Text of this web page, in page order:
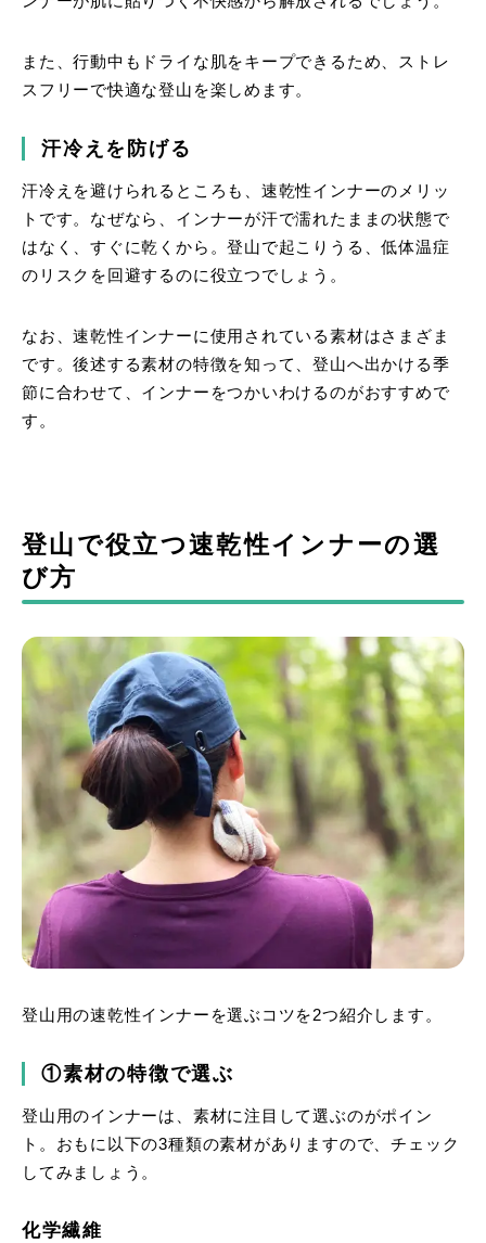
また、行動中もドライな肌をキープできるため、ストレ
スフリーで快適な登山を楽しめます。
汗冷えを防げる
汗冷えを避けられるところも、速乾性インナーのメリッ
トです。なぜなら、インナーが汗で濡れたままの状態で
はなく、すぐに乾くから。登山で起こりうる、低体温症
のリスクを回避するのに役立つでしょう。
なお、速乾性インナーに使用されている素材はさまざま
です。後述する素材の特徴を知って、登山へ出かける季
節に合わせて、インナーをつかいわけるのがおすすめで
す。
登山で役立つ速乾性インナーの選
び方
登山用の速乾性インナーを選ぶコツを2つ紹介します。
①素材の特徴で選ぶ
登山用のインナーは、素材に注目して選ぶのがポイン
ト。おもに以下の3種類の素材がありますので、チェック
してみましょう。
化学繊維